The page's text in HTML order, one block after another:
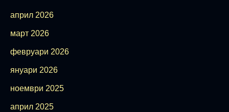
април 2026
март 2026
февруари 2026
януари 2026
ноември 2025
април 2025